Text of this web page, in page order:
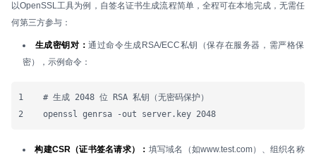
以OpenSSL工具为例，自签名证书生成流程简单，全程可在本地完成，无需任
何第三方参与：
生成密钥对：通过命令生成RSA/ECC私钥（保存在服务器，需严格保
密），示例命令：
1    # 生成 2048 位 RSA 私钥（无密码保护）
2    openssl genrsa -out server.key 2048
构建CSR（证书签名请求）： 填写域名（如www.test.com）、组织名称